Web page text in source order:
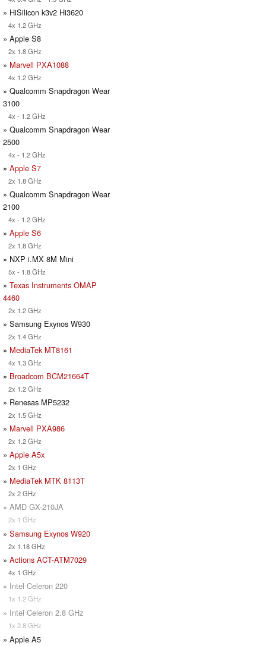
» HiSilicon k3v2 Hi3620
4x 1.2 GHz
» Apple S8
2x 1.8 GHz
» Marvell PXA1088
4x 1.2 GHz
» Qualcomm Snapdragon Wear
3100
4x - 1.2 GHz
» Qualcomm Snapdragon Wear
2500
4x - 1.2 GHz
» Apple S7
2x 1.8 GHz
» Qualcomm Snapdragon Wear
2100
4x - 1.2 GHz
» Apple S6
2x 1.8 GHz
» NXP i.MX 8M Mini
5x - 1.8 GHz
» Texas Instruments OMAP
4460
2x 1.2 GHz
» Samsung Exynos W930
2x 1.4 GHz
» MediaTek MT8161
4x 1.3 GHz
» Broadcom BCM21664T
2x 1.2 GHz
» Renesas MP5232
2x 1.5 GHz
» Marvell PXA986
2x 1.2 GHz
» Apple A5x
2x 1 GHz
» MediaTek MTK 8113T
2x 2 GHz
» AMD GX-210JA
2x 1 GHz
» Samsung Exynos W920
2x 1.18 GHz
» Actions ACT-ATM7029
4x 1 GHz
» Intel Celeron 220
1x 1.2 GHz
» Intel Celeron 2.8 GHz
1x 2.8 GHz
» Apple A5